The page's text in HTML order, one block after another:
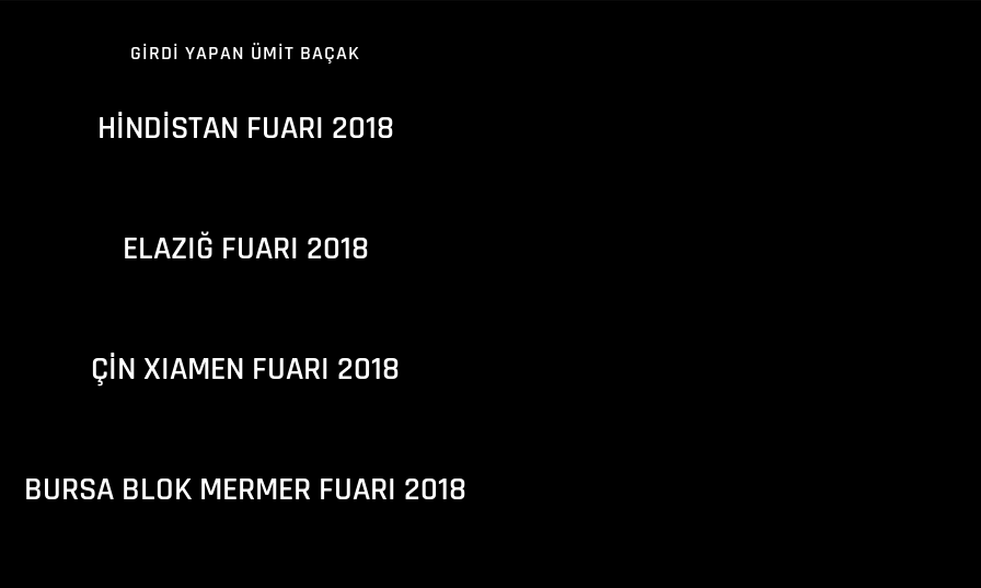
GIRDI YAPAN ÜMIT BAÇAK
HİNDİSTAN FUARI 2018
ELAZIĞ FUARI 2018
ÇİN XIAMEN FUARI 2018
BURSA BLOK MERMER FUARI 2018